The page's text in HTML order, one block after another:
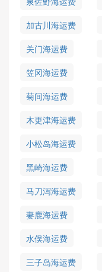
加古川海运费
关门海运费
笠冈海运费
菊间海运费
木更津海运费
小松岛海运费
黑崎海运费
马刀泻海运费
妻鹿海运费
水俣海运费
三子岛海运费